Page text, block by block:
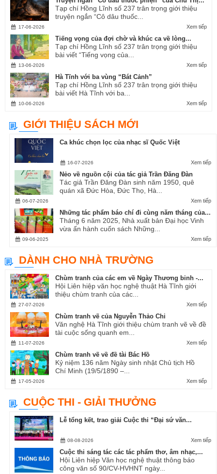
Tạp chí Hồng Lĩnh số 237 trân trọng giới thiệu
truyện ngắn “Cô dâu thuốc...
Xem tiếp
17-06-2026
Tiếng vọng của đợi chờ và khúc ca về lòng...
Tạp chí Hồng Lĩnh số 237 trân trọng giới thiệu
bài viết “Tiếng vọng của...
Xem tiếp
13-06-2026
Hà Tĩnh với ba vùng “Bát Cảnh”
Tạp chí Hồng Lĩnh số 237 trân trọng giới thiệu
bài viết Hà Tĩnh với ba...
Xem tiếp
10-06-2026
GIỚI THIỆU SÁCH MỚI
Ca khúc chọn lọc của nhạc sĩ Quốc Việt
Xem tiếp
16-07-2026
Nẻo về nguồn cội của tác giả Trần Đăng Đàn
Tác giả Trần Đăng Đàn sinh năm 1950, quê
quán xã Đức Hòa, Đức Thọ, Hà...
Xem tiếp
06-07-2026
Những tác phẩm báo chí đi cùng năm tháng của...
Tháng 6 năm 2025, Nhà xuất bản Đại học Vinh
vừa ấn hành cuốn sách Những...
Xem tiếp
09-06-2025
DÀNH CHO NHÀ TRƯỜNG
Chùm tranh của các em về Ngày Thương binh -...
Hội Liên hiệp văn học nghệ thuật Hà Tĩnh giới
thiệu chùm tranh của các...
Xem tiếp
27-07-2026
Chùm tranh vẽ của Nguyễn Thảo Chi
Văn nghệ Hà Tĩnh giới thiệu chùm tranh vẽ về đề
tài cuộc sống quanh em...
Xem tiếp
11-07-2026
Chùm tranh vẽ về đề tài Bác Hồ
Kỷ niệm 136 năm Ngày sinh nhật Chủ tịch Hồ
Chí Minh (19/5/1890 –...
Xem tiếp
17-05-2026
CUỘC THI - GIẢI THƯỞNG
Lễ tổng kết, trao giải Cuộc thi “Đại sứ văn...
Xem tiếp
08-08-2026
Cuộc thi sáng tác các tác phẩm thơ, âm nhạc,...
Hội Liên hiệp Văn học nghệ thuật thông báo
công văn số 90/CV-HVHNT ngày...